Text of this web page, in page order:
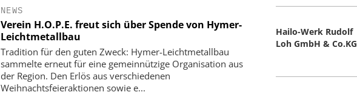
NEWS
Verein H.O.P.E. freut sich über Spende von Hymer-
Leichtmetallbau
Tradition für den guten Zweck: Hymer-Leichtmetallbau
sammelte erneut für eine gemeinnützige Organisation aus
der Region. Den Erlös aus verschiedenen
Weihnachtsfeieraktionen sowie e...
Hailo-Werk Rudolf
Loh GmbH & Co.KG